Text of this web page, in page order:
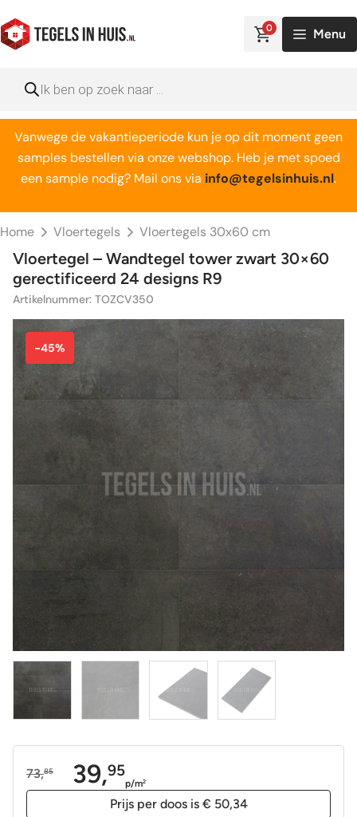
naar
de
0 Menu
zoeken
Vanwege de vakantieperiode kun je op dit moment geen
samples bestellen via onze webshop. Heb je met spoed
een sample nodig? Mail ons via info@tegelsinhuis.nl.
Home Vloertegels Vloertegels 30x60 cm
Vloertegel – Wandtegel tower zwart 30×60
gerectificeerd 24 designs R9
Artikelnummer: TOZCV350
-45%
73,85
Oorspronkelijke
39,95
Huidige
p/m2
Prijs per doos is € 50,34